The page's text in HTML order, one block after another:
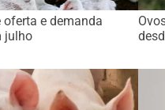
oferta e demanda
julho